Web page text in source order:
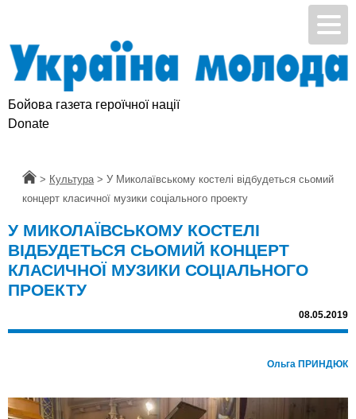
Бойова газета героїчної нації
Donate
Головна
> Культура > У Миколаївському костелі відбудеться сьомий
концерт класичної музики соціального проекту
У МИКОЛАЇВСЬКОМУ КОСТЕЛІ
ВІДБУДЕТЬСЯ СЬОМИЙ КОНЦЕРТ
КЛАСИЧНОЇ МУЗИКИ СОЦІАЛЬНОГО
ПРОЕКТУ
08.05.2019
Ольга ПРИНДЮК